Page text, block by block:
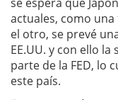
actuales, como
el otro, se prevé
EE.UU. y con ello
parte de la FED, lo
este país.